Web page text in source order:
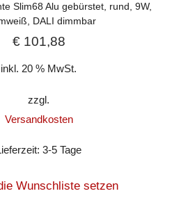
Slim68 Alu gebürstet, rund, 9W,
DALI dimmbar
€101,88
inkl. 20 % MwSt.
zzgl.
Versandkosten
3-5 Tage
Wunschliste setzen